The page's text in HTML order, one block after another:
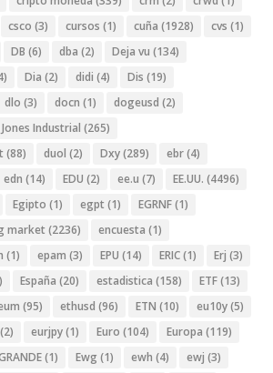
csco (3) cursos (1) cuña (1928) cvs (1)
DB (6) dba (2) Deja vu (134)
Dia (2) didi (4) Dis (19)
dlo (3) docn (1) dogeusd (2)
Industrial (265)
(88) duol (2) Dxy(289) ebr(4)
edn (14) EDU (2) ee.u (7) EE.UU. (4496)
Egipto (1) egpt (1) EGRNF(1)
market (2236) encuesta (1)
(1) epam (3) EPU (14) ERIC(1) Erj (3)
España (20) estadistica (158) ETF(13)
(95) ethusd (96) ETN (10) eu10y(5)
(2) eurjpy(1) Euro (104) Europa (119)
(1) Ewg (1) ewh (4) ewj (3)